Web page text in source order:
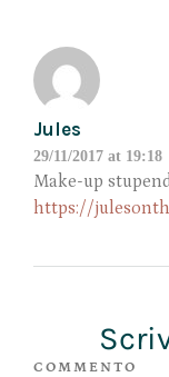
Jules
29/11/2017 at 19:18
Make-up
https://
COMMENTO